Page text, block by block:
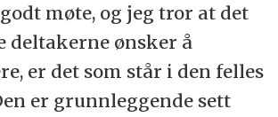
møte, og jeg tror at det
deltakerne ønsker å
er det som står i den felles
er grunnleggende sett